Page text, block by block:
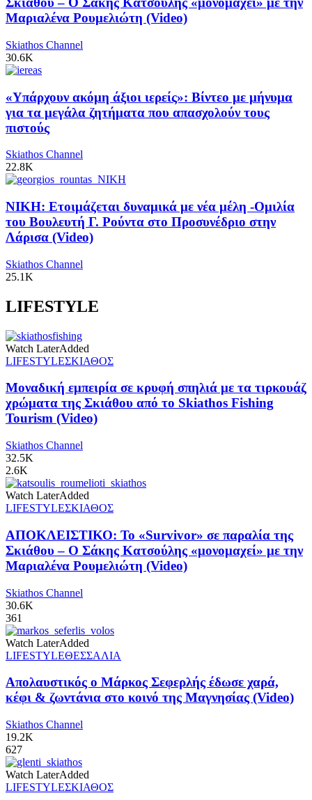
Μαριαλένα Ρουμελιώτη (Video)
Skiathos Channel
30.6K
«Υπάρχουν ακόμη άξιοι ιερείς»: Βίντεο με μήνυμα
για τα μεγάλα ζητήματα που απασχολούν τους
πιστούς
Skiathos Channel
22.8K
ΝΙΚΗ: Ετοιμάζεται δυναμικά με νέα μέλη -Ομιλία
του Βουλευτή Γ. Ρούντα στο Προσυνέδριο στην
Λάρισα (Video)
Skiathos Channel
25.1K
LIFESTYLE
Watch LaterAdded
LIFESTYLEΣΚΙΑΘΟΣ
Μοναδική εμπειρία σε κρυφή σπηλιά με τα τιρκουάζ
χρώματα της Σκιάθου από το Skiathos Fishing
Tourism (Video)
Skiathos Channel
32.5K
2.6K
Watch LaterAdded
LIFESTYLEΣΚΙΑΘΟΣ
ΑΠΟΚΛΕΙΣΤΙΚΟ: Το «Survivor» σε παραλία της
Σκιάθου – Ο Σάκης Κατσούλης «μονομαχεί» με την
Μαριαλένα Ρουμελιώτη (Video)
Skiathos Channel
30.6K
361
Watch LaterAdded
LIFESTYLEΘΕΣΣΑΛΙΑ
Απολαυστικός ο Μάρκος Σεφερλής έδωσε χαρά,
κέφι & ζωντάνια στο κοινό της Μαγνησίας (Video)
Skiathos Channel
19.2K
627
Watch LaterAdded
LIFESTYLEΣΚΙΑΘΟΣ